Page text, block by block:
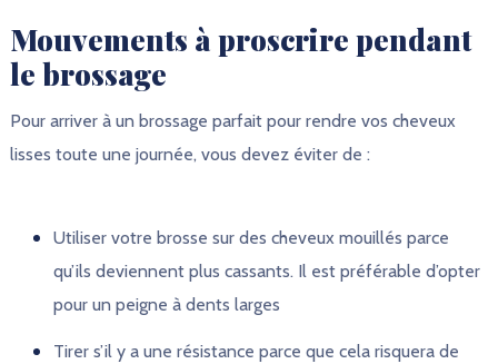
Mouvements à proscrire pendant
le brossage
Pour arriver à un brossage parfait pour rendre vos cheveux
lisses toute une journée, vous devez éviter de :
Utiliser votre brosse sur des cheveux mouillés parce
qu’ils deviennent plus cassants. Il est préférable d’opter
pour un peigne à dents larges
Tirer s’il y a une résistance parce que cela risquera de